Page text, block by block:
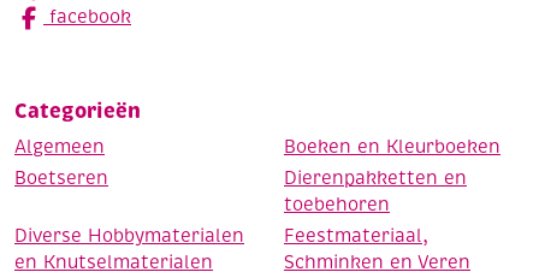
facebook
Categorieën
Algemeen
Boeken en Kleurboeken
Boetseren
Dierenpakketten en
toebehoren
Diverse Hobbymaterialen
en Knutselmaterialen
Feestmateriaal,
Schminken en Veren